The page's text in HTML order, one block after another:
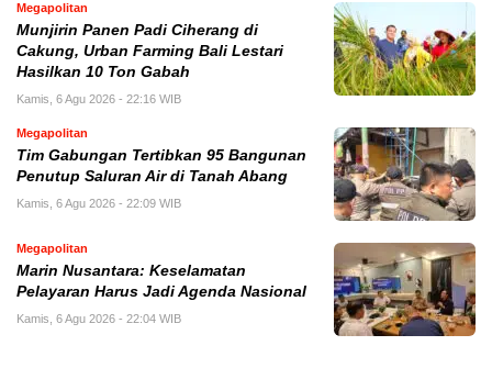
Megapolitan
Munjirin Panen Padi Ciherang di
Cakung, Urban Farming Bali Lestari
Hasilkan 10 Ton Gabah
Kamis, 6 Agu 2026 - 22:16 WIB
Megapolitan
Tim Gabungan Tertibkan 95 Bangunan
Penutup Saluran Air di Tanah Abang
Kamis, 6 Agu 2026 - 22:09 WIB
Megapolitan
Marin Nusantara: Keselamatan
Pelayaran Harus Jadi Agenda Nasional
Kamis, 6 Agu 2026 - 22:04 WIB